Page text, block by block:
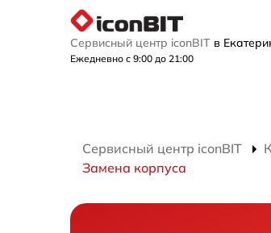
Сервисный центр iconBIT в
Ежедневно с 9:00 до 21:00
Сервисный центр iconBIT
Замена корпуса